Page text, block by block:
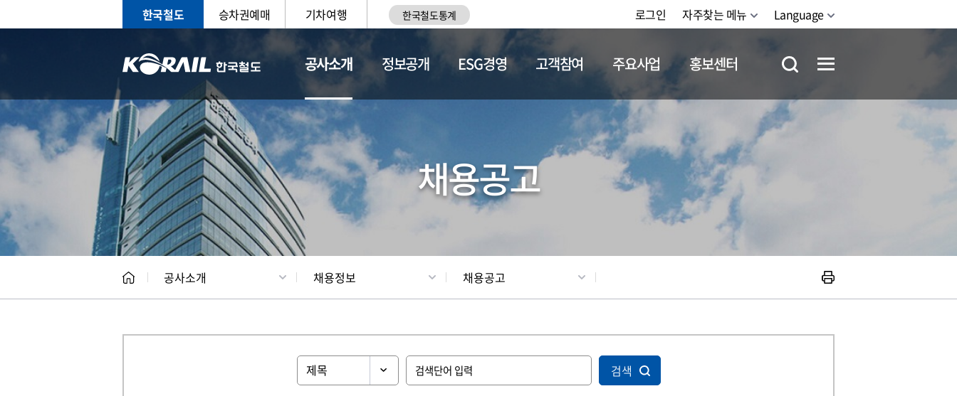
한국철도 승차권예매 기차여행 한국철도통계 로그인 자주찾는 메뉴 Language
공사소개
CEO 일반현황 채용정보
정보공개 ESG경영 고객참여 주요사업 홍보센터
채용공고
공사소개 채용정보 채용공고
검색